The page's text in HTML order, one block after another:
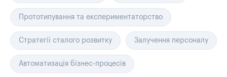
Прототипування та експериментаторство
Стратегії сталого розвитку Залучення персоналу
Автоматизація бізнес-процесів